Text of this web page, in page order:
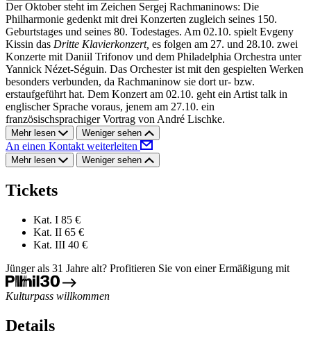
Der Oktober steht im Zeichen Sergej Rachmaninows: Die
Philharmonie gedenkt mit drei Konzerten zugleich seines 150.
Geburtstages und seines 80. Todestages. Am 02.10. spielt Evgeny
Kissin das Dritte Klavierkonzert, es folgen am 27. und 28.10. zwei
Konzerte mit Daniil Trifonov und dem Philadelphia Orchestra unter
Yannick Nézet-Séguin. Das Orchester ist mit den gespielten Werken
besonders verbunden, da Rachmaninow sie dort ur- bzw.
erstaufgeführt hat. Dem Konzert am 02.10. geht ein Artist talk in
englischer Sprache voraus, jenem am 27.10. ein
französischsprachiger Vortrag von André Lischke.
Mehr lesen Weniger sehen
An einen Kontakt weiterleiten
Mehr lesen Weniger sehen
Tickets
Kat. I 85 €
Kat. II 65 €
Kat. III 40 €
Jünger als 31 Jahre alt? Profitieren Sie von einer Ermäßigung mit
Kulturpass willkommen
Details